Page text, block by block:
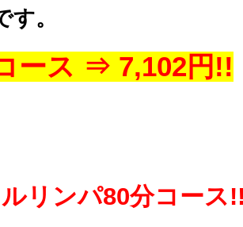
す。
ース ⇒ 7,102円!!
リンパ80分コ